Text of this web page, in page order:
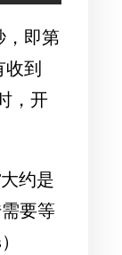
，即第
到
，开
约是
要等